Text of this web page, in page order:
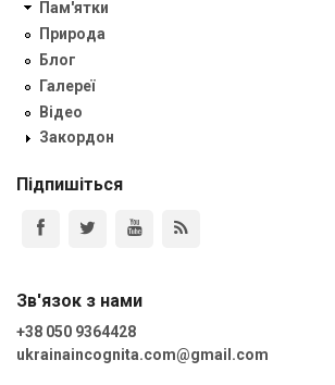
Пам'ятки
Природа
Блог
Галереї
Відео
Закордон
Підпишіться
Зв'язок з нами
+38 050 9364428
ukrainaincognita.com@gmail.com